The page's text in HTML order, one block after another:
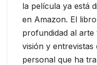
la película ya está
en Amazon. El
profundidad al
visión y
personal que ha